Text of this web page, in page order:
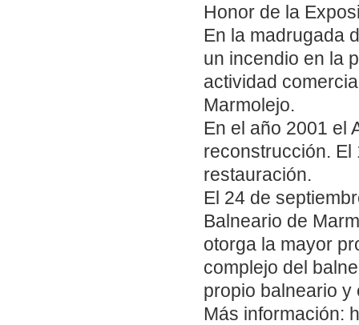
Honor de la
En la madrugada
un incendio en la
actividad
Marmolejo.
En el año 2001 el
reconstrucción. El
restauración.
El 24 de
Balneario de
otorga la mayor
complejo del
propio balneario y
Más información: